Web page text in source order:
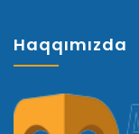
Haqqımızda